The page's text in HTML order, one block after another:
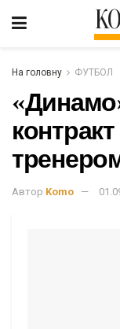
На головну ФУТБОЛ
Автор Komo